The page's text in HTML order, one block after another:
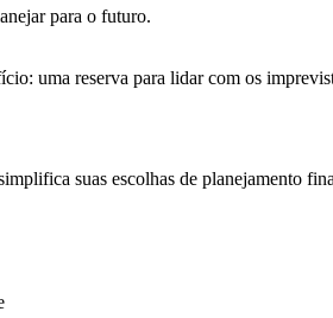
para o futuro.
uma reserva para lidar com os
suas escolhas de planejamento